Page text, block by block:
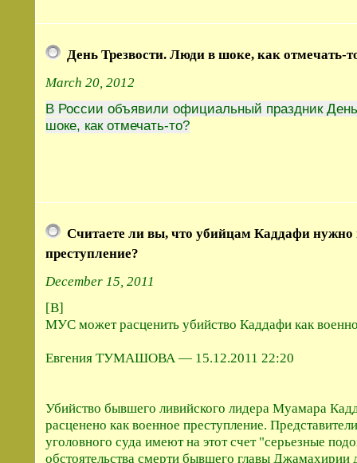
День Трезвости. Люди в шоке, как отмечать-
March 20, 2012
В России объявили официальный праздник
шоке, как отмечать-то?
Считаете ли вы, что убийцам Каддафи нужно
преступление?
December 15, 2011
[B]
МУС может расценить убийство Каддафи как
Евгения ТУМАШОВА — 15.12.2011 22:20
Убийство бывшего ливийского лидера Муамара
расценено как военное преступление.
уголовного суда имеют на этот счет "серьезные
обстоятельства смерти бывшего главы